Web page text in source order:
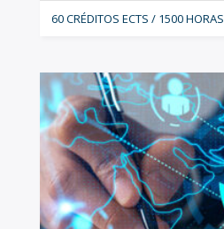
60 CRÉDITOS ECTS / 1500 HORAS